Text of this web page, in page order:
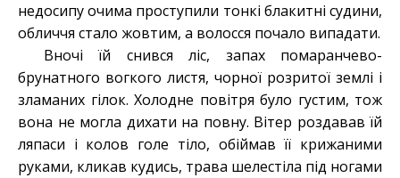
недосипу очима проступили тонкі блакитні судини,
обличчя стало жовтим, а волосся почало випадати.
Вночі їй снився ліс, запах помаранчево-
брунатного вогкого листя, чорної розритої землі і
зламаних гілок. Холодне повітря було густим, тож
вона не могла дихати на повну. Вітер роздавав їй
ляпаси і колов голе тіло, обіймав її крижаними
руками, кликав кудись, трава шелестіла під ногами